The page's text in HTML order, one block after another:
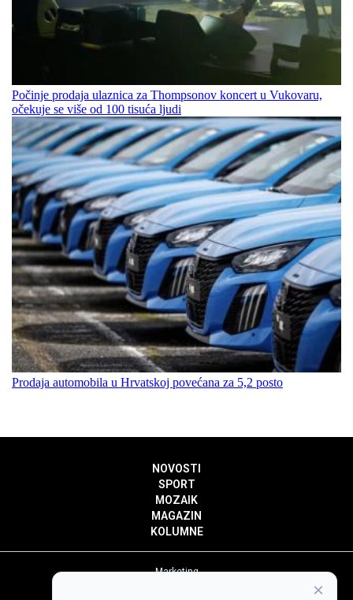
Počinje prodaja ulaznica za Thompsonov koncert u Vukovaru,
očekuje se više od 100 tisuća ljudi
Prodaja automobila u Hrvatskoj povećana za 5,2 posto
NOVOSTI
SPORT
MOZAIK
MAGAZIN
KOLUMNE
Marketing
×